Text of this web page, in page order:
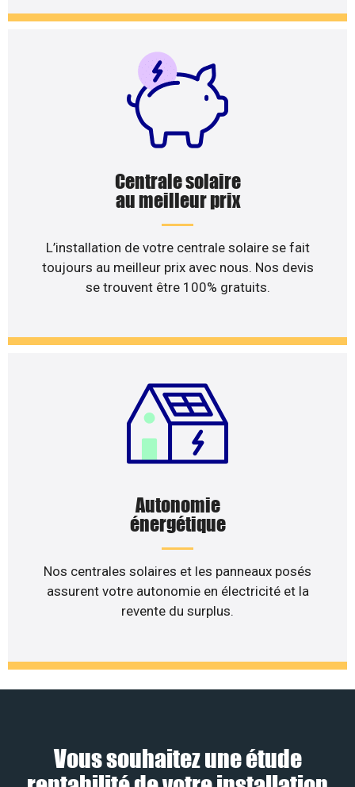
Centrale solaire
au meilleur prix
L’installation de votre centrale solaire se fait
toujours au meilleur prix avec nous. Nos devis
se trouvent être 100% gratuits.
Autonomie
énergétique
Nos centrales solaires et les panneaux posés
assurent votre autonomie en électricité et la
revente du surplus.
Vous souhaitez une étude